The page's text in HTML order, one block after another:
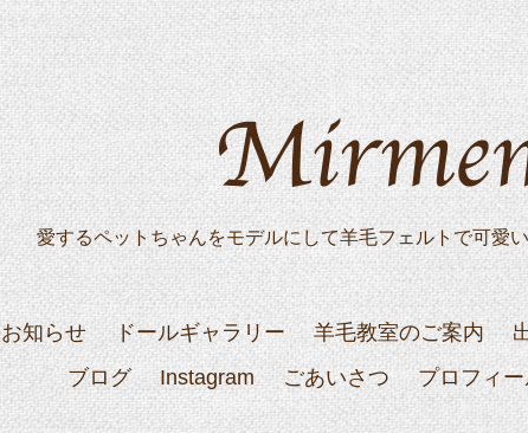
愛するペットちゃんをモデルにして羊毛フェルトで可愛
お知らせ ドールギャラリー 羊毛教室のご案内
ブログ
Instagram ごあいさつ プロフィ